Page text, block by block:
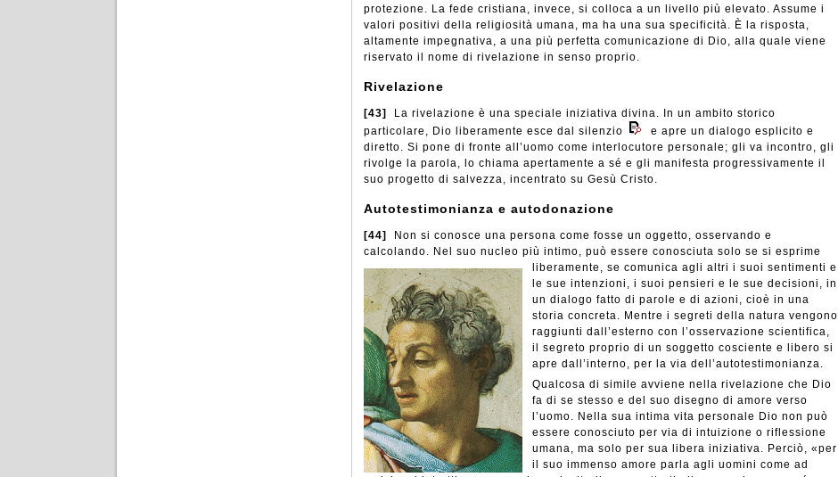
protezione. La fede cristiana, invece, si colloca a un livello più elevato. Assume i
valori positivi della religiosità umana, ma ha una sua specificità. È la risposta,
altamente impegnativa, a una più perfetta comunicazione di Dio, alla quale viene
riservato il nome di rivelazione in senso proprio.
Rivelazione
[43]
La rivelazione è una speciale iniziativa divina. In un ambito storico
particolare, Dio liberamente esce dal silenzio
e apre un dialogo esplicito e
diretto. Si pone di fronte all’uomo come interlocutore personale; gli va incontro, gli
rivolge la parola, lo chiama apertamente a sé e gli manifesta progressivamente il
suo progetto di salvezza, incentrato su Gesù Cristo.
Autotestimonianza e autodonazione
[44]
Non si conosce una persona come fosse un oggetto, osservando e
calcolando. Nel suo nucleo più intimo, può essere conosciuta solo se si esprime
liberamente, se comunica agli altri i suoi sentimenti e
le sue intenzioni, i suoi pensieri e le sue decisioni, in
un dialogo fatto di parole e di azioni, cioè in una
storia concreta. Mentre i segreti della natura vengono
raggiunti dall’esterno con l’osservazione scientifica,
il segreto proprio di un soggetto cosciente e libero si
apre dall’interno, per la via dell’autotestimonianza.
Qualcosa di simile avviene nella rivelazione che Dio
fa di se stesso e del suo disegno di amore verso
l’uomo. Nella sua intima vita personale Dio non può
essere conosciuto per via di intuizione o riflessione
umana, ma solo per sua libera iniziativa. Perciò, «per
il suo immenso amore parla agli uomini come ad